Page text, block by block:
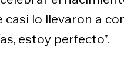
lo llevaron a
estoy perfecto”.